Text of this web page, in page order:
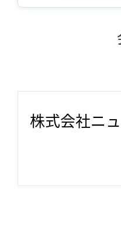
株式会社ニ